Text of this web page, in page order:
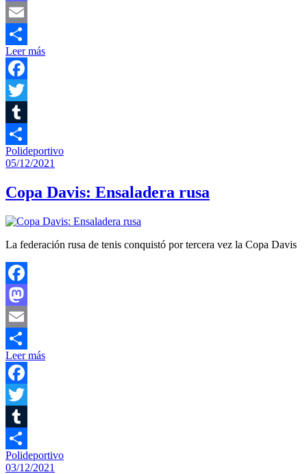
Mastodon
Email
Compartir
Leer más
Facebook
Twitter
Tumblr
Compartir
Polideportivo
05/12/2021
Copa Davis: Ensaladera rusa
La federación rusa de tenis conquistó por tercera vez la Copa Davis
Facebook
Mastodon
Email
Compartir
Leer más
Facebook
Twitter
Tumblr
Compartir
Polideportivo
03/12/2021